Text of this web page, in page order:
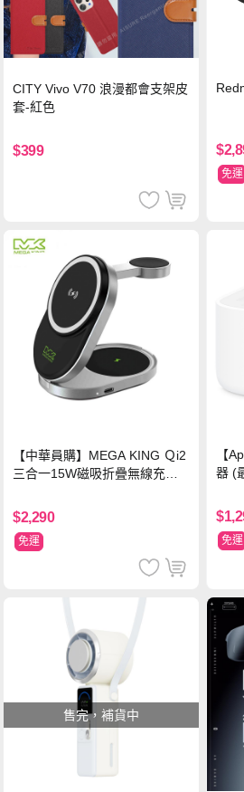
CITY Vivo V70 浪漫都會支架皮
套-紅色
$399
免運
【中華員購】MEGA KING Ｑi2
三合一15W磁吸折疊無線充電
$2,290
免運
【
器 (
免運
售完，補貨中